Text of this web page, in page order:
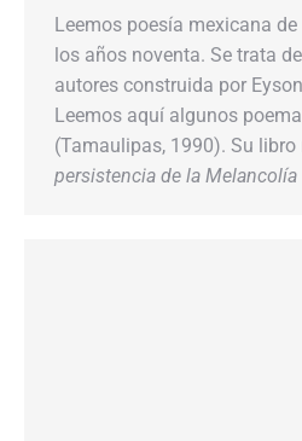
Leemos poesía mexicana
los años noventa. Se trata
autores construida por
Leemos aquí algunos
(Tamaulipas, 1990). Su libro
persistencia de la Melancolía